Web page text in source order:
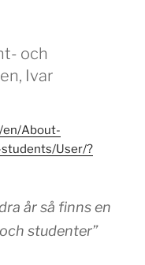
och
Ivar
en/About-
User/?
år så finns en
studenter”